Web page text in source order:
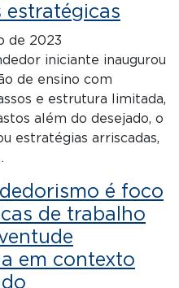
estratégicas
de 2023
iniciante inaugurou
de ensino com
e estrutura limitada,
além do desejado, o
estratégias arriscadas,
é foco
de trabalho
em contexto